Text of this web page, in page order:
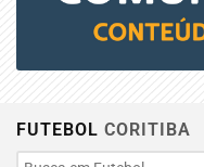
FUTEBOL CORITIBA